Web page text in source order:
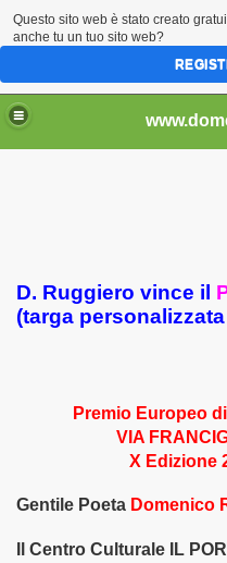
..................................
D. Ruggiero vince il
(targa
Premio Europeo di
VIA
X Edizione
Gentile Poeta Domenico
Il Centro Culturale IL
e non) - 4
Questo sito web è stato creato
anche tu un tuo sito web?